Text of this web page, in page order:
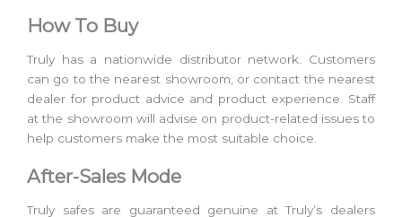
How To Buy
Truly has a nationwide distributor network. Customers
can go to the nearest showroom, or contact the nearest
dealer for product advice and product experience. Staff
at the showroom will advise on product-related issues to
help customers make the most suitable choice.
After-Sales Mode
Truly safes are guaranteed genuine at Truly’s dealers